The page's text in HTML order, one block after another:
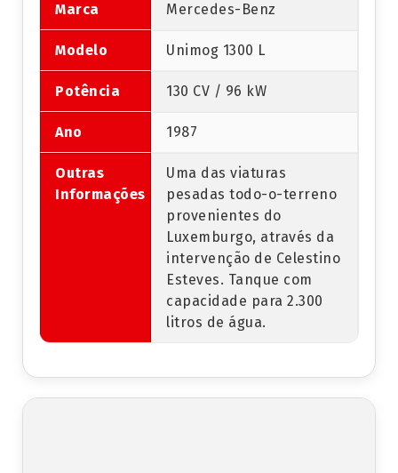
Marca Mercedes-Benz
Modelo Unimog 1300 L
Potência 130 CV / 96 kW
Ano 1987
Outras
Informações
Uma das viaturas
pesadas todo-o-terreno
provenientes do
Luxemburgo, através da
intervenção de Celestino
Esteves. Tanque com
capacidade para 2.300
litros de água.